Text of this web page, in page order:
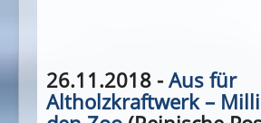
26.11.2018 - Aus für
Altholzkraftwerk –